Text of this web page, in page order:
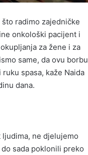
radimo zajedničke
onkološki pacijent i
za žene i za
same, da ovu borbu
spasa, kaže Naida
dana.
ne djelujemo
sada poklonili preko